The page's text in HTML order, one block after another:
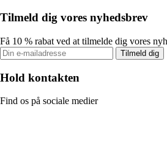
Tilmeld dig vores nyhedsbrev
Få 10 % rabat ved at tilmelde dig vores
Tilmeld dig
Hold kontakten
Find os på sociale medier